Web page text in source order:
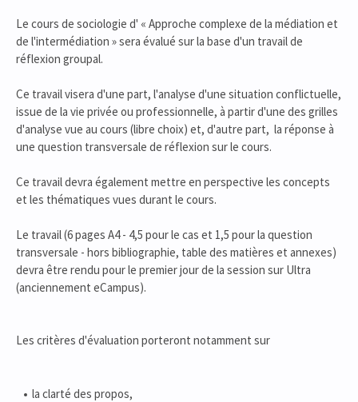
Le cours de sociologie d' « Approche complexe de la médiation et
de l'intermédiation » sera évalué sur la base d'un travail de
réflexion groupal.
Ce travail visera d'une part, l'analyse d'une situation conflictuelle,
issue de la vie privée ou professionnelle, à partir d'une des grilles
d'analyse vue au cours (libre choix) et, d'autre part, la réponse à
une question transversale de réflexion sur le cours.
Ce travail devra également mettre en perspective les concepts
et les thématiques vues durant le cours.
Le travail (6 pages A4 - 4,5 pour le cas et 1,5 pour la question
transversale - hors bibliographie, table des matières et annexes)
devra être rendu pour le premier jour de la session sur Ultra
(anciennement eCampus).
Les critères d'évaluation porteront notamment sur
la clarté des propos,